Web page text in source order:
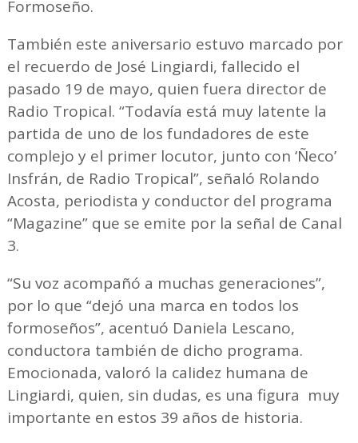
Formoseño.
También este aniversario estuvo marcado por
el recuerdo de José Lingiardi, fallecido el
pasado 19 de mayo, quien fuera director de
Radio Tropical. “Todavía está muy latente la
partida de uno de los fundadores de este
complejo y el primer locutor, junto con ‘Ñeco’
Insfrán, de Radio Tropical”, señaló Rolando
Acosta, periodista y conductor del programa
“Magazine” que se emite por la señal de Canal
3.
“Su voz acompañó a muchas generaciones”,
por lo que “dejó una marca en todos los
formoseños”, acentuó Daniela Lescano,
conductora también de dicho programa.
Emocionada, valoró la calidez humana de
Lingiardi, quien, sin dudas, es una figura muy
importante en estos 39 años de historia.